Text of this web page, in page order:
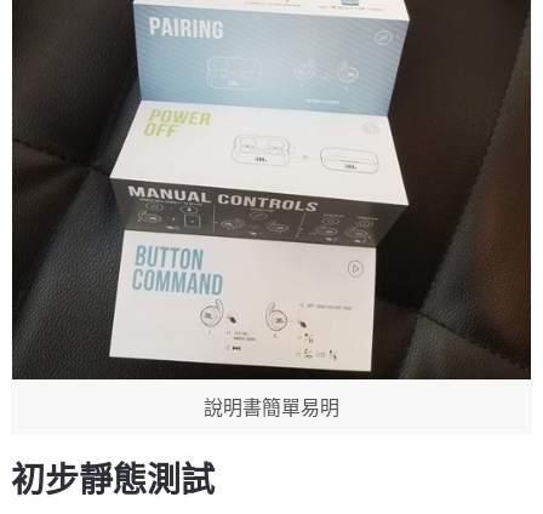
說明書簡單易明
初步靜態測試